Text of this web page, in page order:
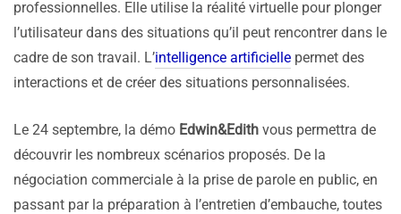
professionnelles. Elle utilise la réalité virtuelle pour plonger
l’utilisateur dans des situations qu’il peut rencontrer dans le
cadre de son travail. L’intelligence artificielle permet des
interactions et de créer des situations personnalisées.
Le 24 septembre, la démo Edwin&Edith vous permettra de
découvrir les nombreux scénarios proposés. De la
négociation commerciale à la prise de parole en public, en
passant par la préparation à l’entretien d’embauche, toutes